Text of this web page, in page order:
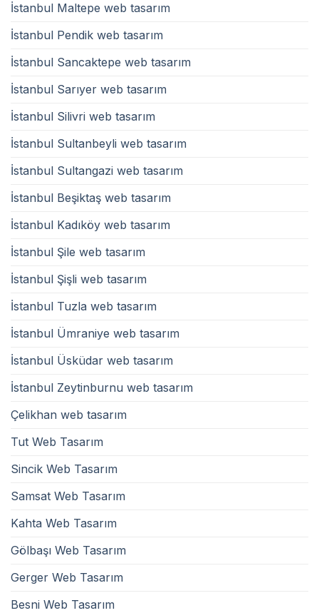
İstanbul Maltepe web tasarım
İstanbul Pendik web tasarım
İstanbul Sancaktepe web tasarım
İstanbul Sarıyer web tasarım
İstanbul Silivri web tasarım
İstanbul Sultanbeyli web tasarım
İstanbul Sultangazi web tasarım
İstanbul Beşiktaş web tasarım
İstanbul Kadıköy web tasarım
İstanbul Şile web tasarım
İstanbul Şişli web tasarım
İstanbul Tuzla web tasarım
İstanbul Ümraniye web tasarım
İstanbul Üsküdar web tasarım
İstanbul Zeytinburnu web tasarım
Çelikhan web tasarım
Tut Web Tasarım
Sincik Web Tasarım
Samsat Web Tasarım
Kahta Web Tasarım
Gölbaşı Web Tasarım
Gerger Web Tasarım
Besni Web Tasarım